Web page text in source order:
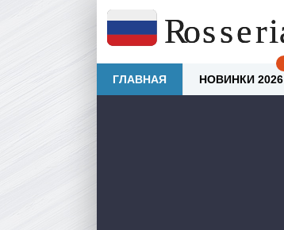
ГЛАВНАЯ НОВИНКИ 2026